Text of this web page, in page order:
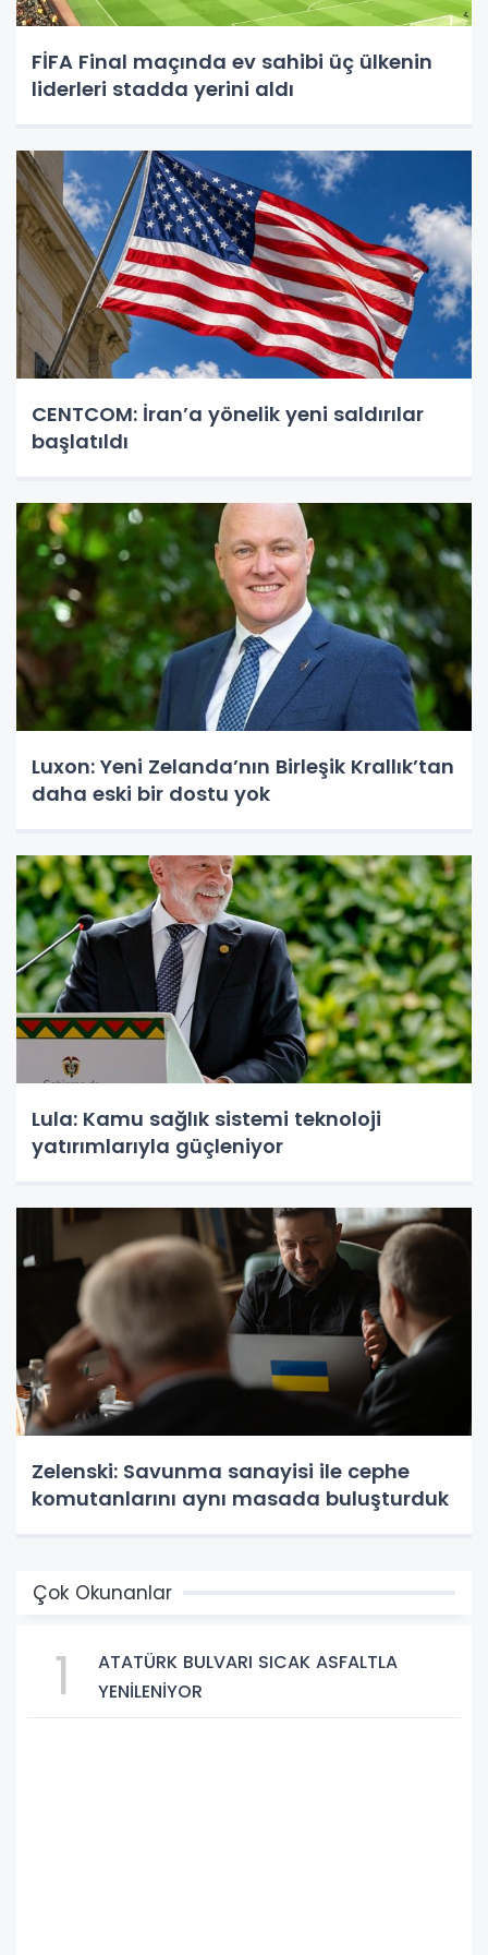
FİFA Final maçında ev sahibi üç ülkenin
liderleri stadda yerini aldı
CENTCOM: İran’a yönelik yeni saldırılar
başlatıldı
Luxon: Yeni Zelanda’nın Birleşik Krallık’tan
daha eski bir dostu yok
Lula: Kamu sağlık sistemi teknoloji
yatırımlarıyla güçleniyor
Zelenski: Savunma sanayisi ile cephe
komutanlarını aynı masada buluşturduk
Çok Okunanlar
1
ATATÜRK BULVARI SICAK ASFALTLA
YENİLENİYOR